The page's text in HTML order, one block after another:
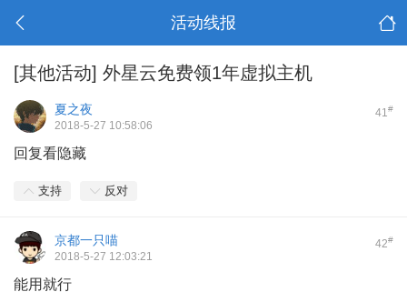
活动线报
[其他活动] 外星云免费领1年虚拟主机
41#
夏之夜
2018-5-27 10:58:06
回复看隐藏
支持 反对
42#
京都一只喵
2018-5-27 12:03:21
能用就行